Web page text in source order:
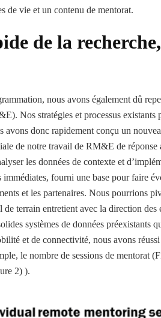
de vie et un contenu de mentorat.
de la
nous avons également dû
Nos stratégies et processus existants
avons donc rapidement conçu un
de notre travail de RM&E de
les données de contexte et
fourni une base pour faire
et les partenaires. Nous pourrions
terrain entretient avec la direction des
systèmes de données préexistants
et de connectivité, nous avons
le nombre de sessions de mentorat
2) ).